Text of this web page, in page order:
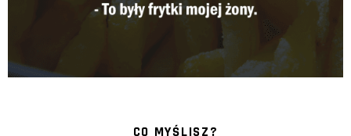
CO MYŚLISZ?